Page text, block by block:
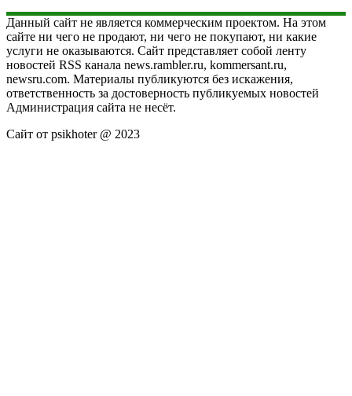
Данный сайт не является коммерческим проектом. На этом
сайте ни чего не продают, ни чего не покупают, ни какие
услуги не оказываются. Сайт представляет собой ленту
новостей RSS канала news.rambler.ru, kommersant.ru,
newsru.com. Материалы публикуются без искажения,
ответственность за достоверность публикуемых новостей
Администрация сайта не несёт.
Сайт от psikhoter @ 2023